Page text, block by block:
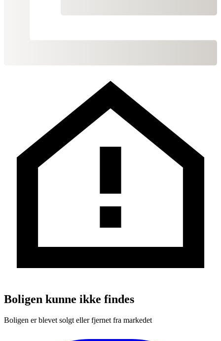
Boligen kunne ikke findes
Boligen er blevet solgt eller fjernet fra markedet